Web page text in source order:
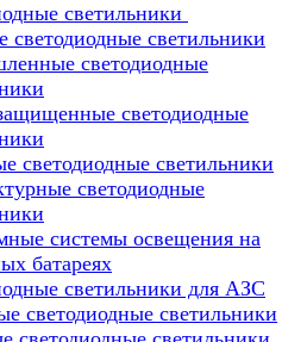
светильники
светодиодные светильники
светодиодные
светодиодные
светодиодные светильники
светодиодные
системы освещения на
батареях
светильники для АЗС
светодиодные светильники